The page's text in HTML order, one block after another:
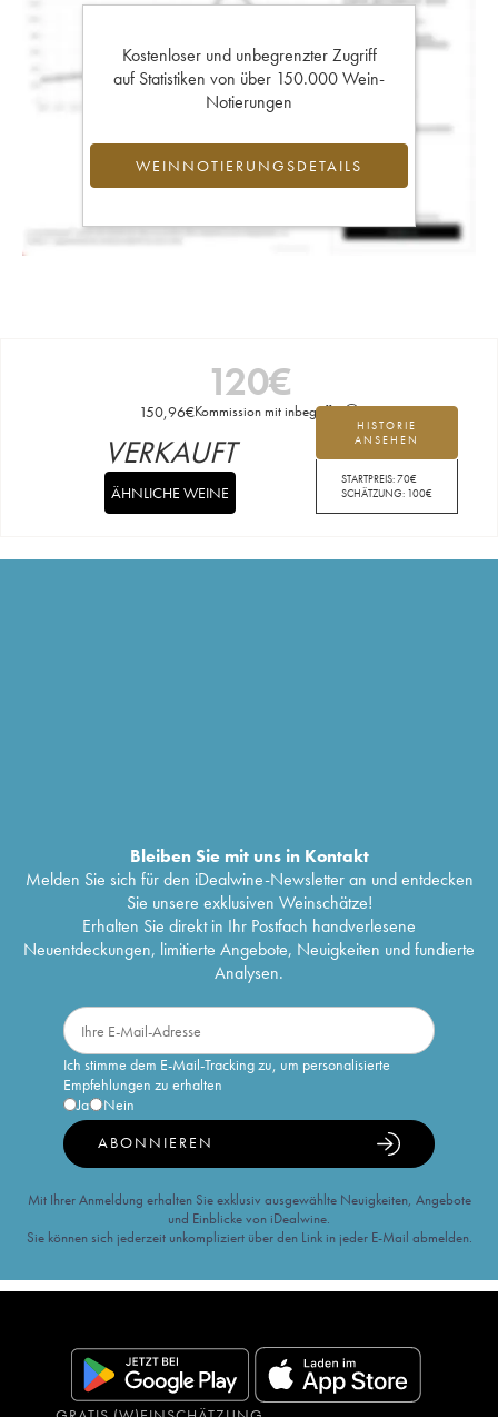
Kostenloser und unbegrenzter Zugriff
auf Statistiken von über 150.000 Wein-
Notierungen
WEINNOTIERUNGSDETAILS
120€
150,96€Kommission mit inbegriffen
HISTORIE
ANSEHEN
STARTPREIS:70€
SCHÄTZUNG: 100€
VERKAUFT
ÄHNLICHE WEINE
Bleiben Sie mit uns in Kontakt
Melden Sie sich für den iDealwine-Newsletter an und entdecken
Sie unsere exklusiven Weinschätze!
Erhalten Sie direkt in Ihr Postfach handverlesene
Neuentdeckungen, limitierte Angebote, Neuigkeiten und fundierte
Analysen.
Ich stimme dem E-Mail-Tracking zu, um personalisierte
Empfehlungen zu erhalten
Ja
Nein
ABONNIEREN
Mit Ihrer Anmeldung erhalten Sie exklusiv ausgewählte Neuigkeiten, Angebote
und Einblicke von iDealwine.
Sie können sich jederzeit unkompliziert über den Link in jeder E-Mail abmelden.